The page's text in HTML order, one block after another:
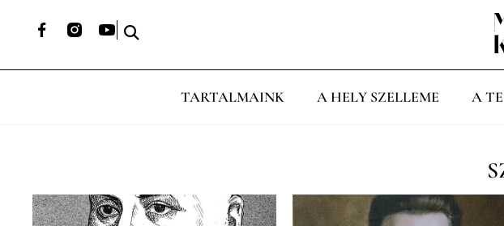
TARTALMAINK A HELY SZELLEME A